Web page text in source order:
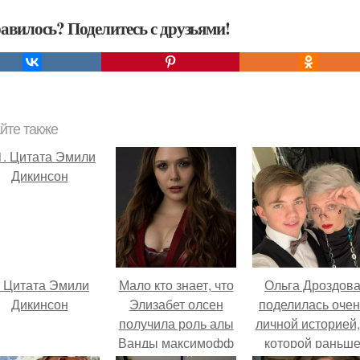
Поделитесь с друзьями!
также
Цитата Эмили
Дикинсон
Мало кто знает, что
Элизабет олсен
получила роль алы
Ванды максимофф
Ольга Дроздова
поделилась
личной
которой раньше